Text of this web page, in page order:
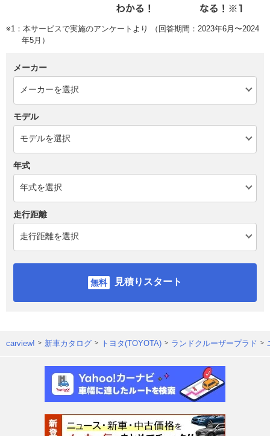
※1：本サービスで実施のアンケートより （回答期間：2023年6月〜2024
年5月）
メーカー
モデル
年式
走行距離
見積りスタート
carview! 新車カタログ トヨタ(TOYOTA) ランドクルーザープラド